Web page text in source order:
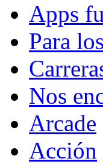
Apps
Para
Nos
Arcade
Acción